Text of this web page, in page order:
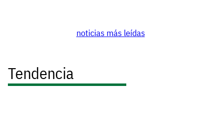
noticias más leídas
Tendencia